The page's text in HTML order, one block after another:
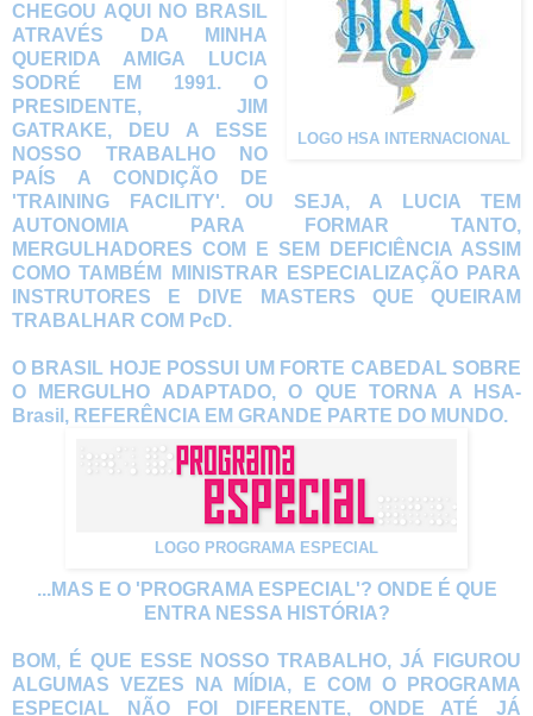
LOGO HSA INTERNACIONAL
CHEGOU AQUI NO BRASIL
ATRAVÉS DA MINHA
QUERIDA AMIGA LUCIA
SODRÉ EM 1991. O
PRESIDENTE, JIM
GATRAKE, DEU A ESSE
NOSSO TRABALHO NO
PAÍS A CONDIÇÃO DE
'TRAINING FACILITY'. OU SEJA, A LUCIA TEM
AUTONOMIA PARA FORMAR TANTO,
MERGULHADORES COM E SEM DEFICIÊNCIA ASSIM
COMO TAMBÉM MINISTRAR ESPECIALIZAÇÃO PARA
INSTRUTORES E DIVE MASTERS QUE QUEIRAM
TRABALHAR COM PcD.
O BRASIL HOJE POSSUI UM FORTE CABEDAL SOBRE
O MERGULHO ADAPTADO, O QUE TORNA A HSA-
Brasil, REFERÊNCIA EM GRANDE PARTE DO MUNDO.
LOGO PROGRAMA ESPECIAL
...MAS E O 'PROGRAMA ESPECIAL'? ONDE É QUE
ENTRA NESSA HISTÓRIA?
BOM, É QUE ESSE NOSSO TRABALHO, JÁ FIGUROU
ALGUMAS VEZES NA MÍDIA, E COM O PROGRAMA
ESPECIAL NÃO FOI DIFERENTE, ONDE ATÉ JÁ